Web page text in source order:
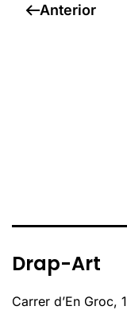
Anterior
Drap-Art
Carrer d’En Groc, 1